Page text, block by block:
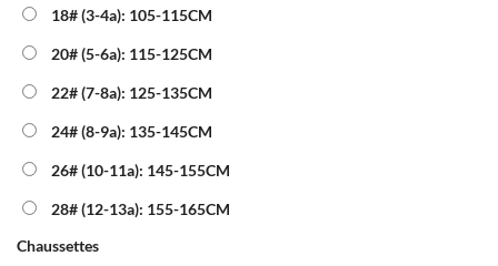
40.00€.16.90€.
18# (3-4a): 105-115CM
20# (5-6a): 115-125CM
22# (7-8a): 125-135CM
24# (8-9a): 135-145CM
26# (10-11a): 145-155CM
28# (12-13a): 155-165CM
Chaussettes